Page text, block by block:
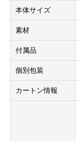
本体サイズ
素材
付属品
個別包装
カートン情報